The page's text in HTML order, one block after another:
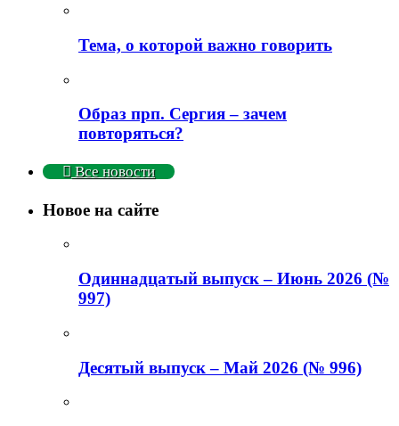
Тема, о которой важно говорить
Образ прп. Сергия – зачем
повторяться?
Все новости
Новое на сайте
Одиннадцатый выпуск – Июнь 2026 (№
997)
Деcятый выпуск – Май 2026 (№ 996)